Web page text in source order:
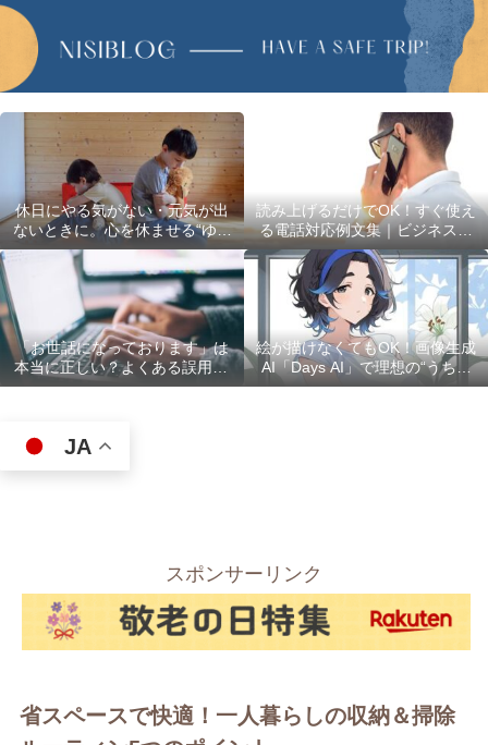
休日にやる気がない・元気が出
ないときに。心を休ませる“ゆる
い過ごし方”5選
読み上げるだけでOK！すぐ使え
る電話対応例文集｜ビジネスで
使える最初の言葉・最後の言葉
も完全網羅
「お世話になっております」は
本当に正しい？よくある誤用10
選
絵が描けなくてもOK！画像生成
AI「Days AI」で理想の“うちの
子”キャラクターを作ってみた体
JA
スポンサーリンク
省スペースで快適！一人暮らしの収納＆掃除